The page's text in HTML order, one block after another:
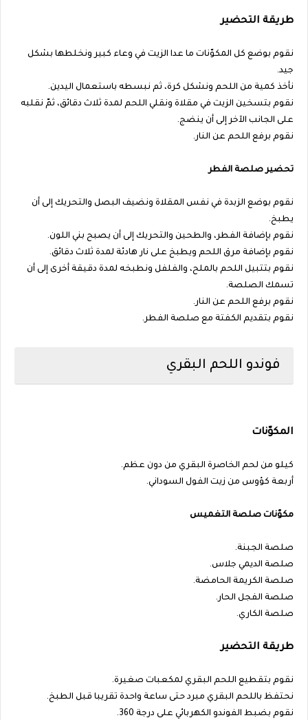
طريقة التحضير
نقوم بوضع كل المكوّنات ما عدا الزيت في وعاء كبير ونخلطها بشكل
جيد.
نأخذ كمية من اللحم ونشكل كرة، ثم نبسطه باستعمال اليدين.
نقوم بتسخين الزيت في مقلاة ونقلي اللحم لمدة ثلاث دقائق، ثمّ نقلبه
على الجانب الآخر إلى أن ينضج.
نقوم برفع اللحم عن النار.
تحضير صلصة الفطر
نقوم بوضع الزبدة في نفس المقلاة ونضيف البصل والتحريك إلى أن
يطبخ.
نقوم بإضافة الفطر، والطحين والتحريك إلى أن يصبح بني اللون.
نقوم بإضافة مرق اللحم ويطبخ على نار هادئة لمدة ثلاث دقائق.
نقوم بتتبيل اللحم بالملح، والفلفل ونطبخه لمدة دقيقة أخرى إلى أن
تسمك الصلصة.
نقوم برفع اللحم عن النار.
نقوم بتقديم الكفتة مع صلصة الفطر.
فوندو اللحم البقري
المكوّنات
كيلو من لحم الخاصرة البقري من دون عظم.
أربعة كؤوس من زيت الفول السوداني.
مكوّنات صلصة التغميس
صلصة الجبنة.
صلصة الديمي جلاس.
صلصة الكريمة الحامضة.
صلصة الفجل الحار.
صلصة الكاري.
طريقة التحضير
نقوم بتقطيع اللحم البقري لمكعبات صغيرة.
نحتفظ باللحم البقري مبرد حتى ساعة واحدة تقريبا قبل الطبخ.
نقوم بضبط الفوندو الكهربائي على درجة 360.